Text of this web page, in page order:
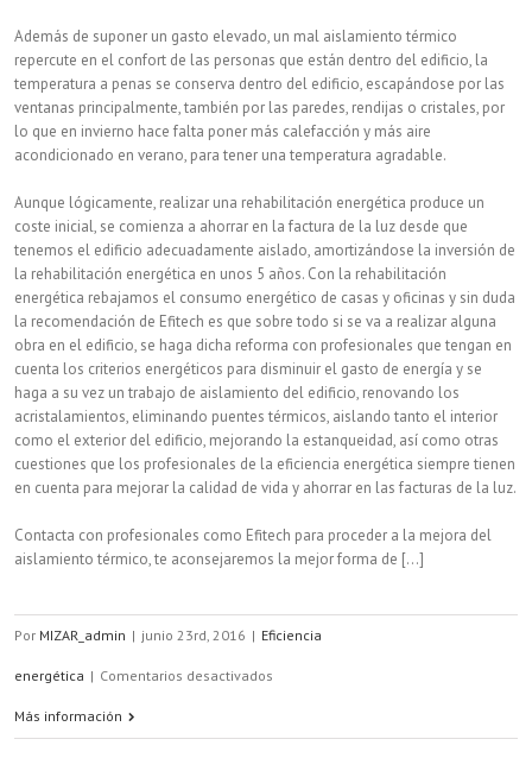
Además de suponer un gasto elevado, un mal aislamiento térmico
repercute en el confort de las personas que están dentro del edificio, la
temperatura a penas se conserva dentro del edificio, escapándose por las
ventanas principalmente, también por las paredes, rendijas o cristales, por
lo que en invierno hace falta poner más calefacción y más aire
acondicionado en verano, para tener una temperatura agradable.
Aunque lógicamente, realizar una rehabilitación energética produce un
coste inicial, se comienza a ahorrar en la factura de la luz desde que
tenemos el edificio adecuadamente aislado, amortizándose la inversión de
la rehabilitación energética en unos 5 años. Con la rehabilitación
energética rebajamos el consumo energético de casas y oficinas y sin duda
la recomendación de Efitech es que sobre todo si se va a realizar alguna
obra en el edificio, se haga dicha reforma con profesionales que tengan en
cuenta los criterios energéticos para disminuir el gasto de energía y se
haga a su vez un trabajo de aislamiento del edificio, renovando los
acristalamientos, eliminando puentes térmicos, aislando tanto el interior
como el exterior del edificio, mejorando la estanqueidad, así como otras
cuestiones que los profesionales de la eficiencia energética siempre tienen
en cuenta para mejorar la calidad de vida y ahorrar en las facturas de la luz.
Contacta con profesionales como Efitech para proceder a la mejora del
aislamiento térmico, te aconsejaremos la mejor forma de [...]
Por MIZAR_admin | junio 23rd, 2016 | Eficiencia
energética | Comentarios desactivados
Más información